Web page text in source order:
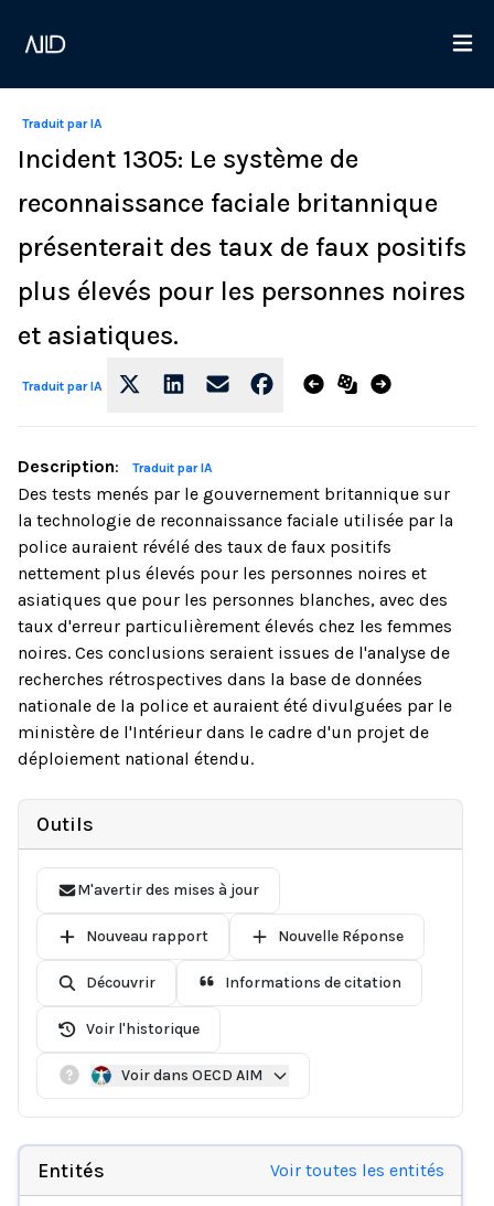
Traduit par IA
Incident 1305: Le système de
reconnaissance faciale britannique
présenterait des taux de faux positifs
plus élevés pour les personnes noires
et asiatiques.
Traduit par IA
Description: Traduit par IA
Des tests menés par le gouvernement britannique sur
la technologie de reconnaissance faciale utilisée par la
police auraient révélé des taux de faux positifs
nettement plus élevés pour les personnes noires et
asiatiques que pour les personnes blanches, avec des
taux d'erreur particulièrement élevés chez les femmes
noires. Ces conclusions seraient issues de l'analyse de
recherches rétrospectives dans la base de données
nationale de la police et auraient été divulguées par le
ministère de l'Intérieur dans le cadre d'un projet de
déploiement national étendu.
Outils
M'avertir des mises à jour
Nouveau rapport Nouvelle Réponse
Découvrir Informations de citation
Voir l'historique
Voir dans OECD AIM
Entités Voir toutes les entités